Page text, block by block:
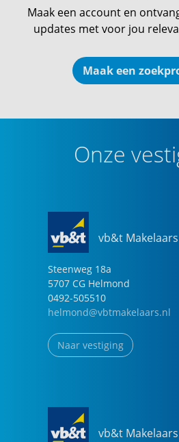
Maak een account en
updates met voor jou
Maak een
Onze
vb&t
Steenweg 18a
5707 CG Helmond
0492-505510
helmond@vbtmakelaars.nl
Naar vestiging
vb&t